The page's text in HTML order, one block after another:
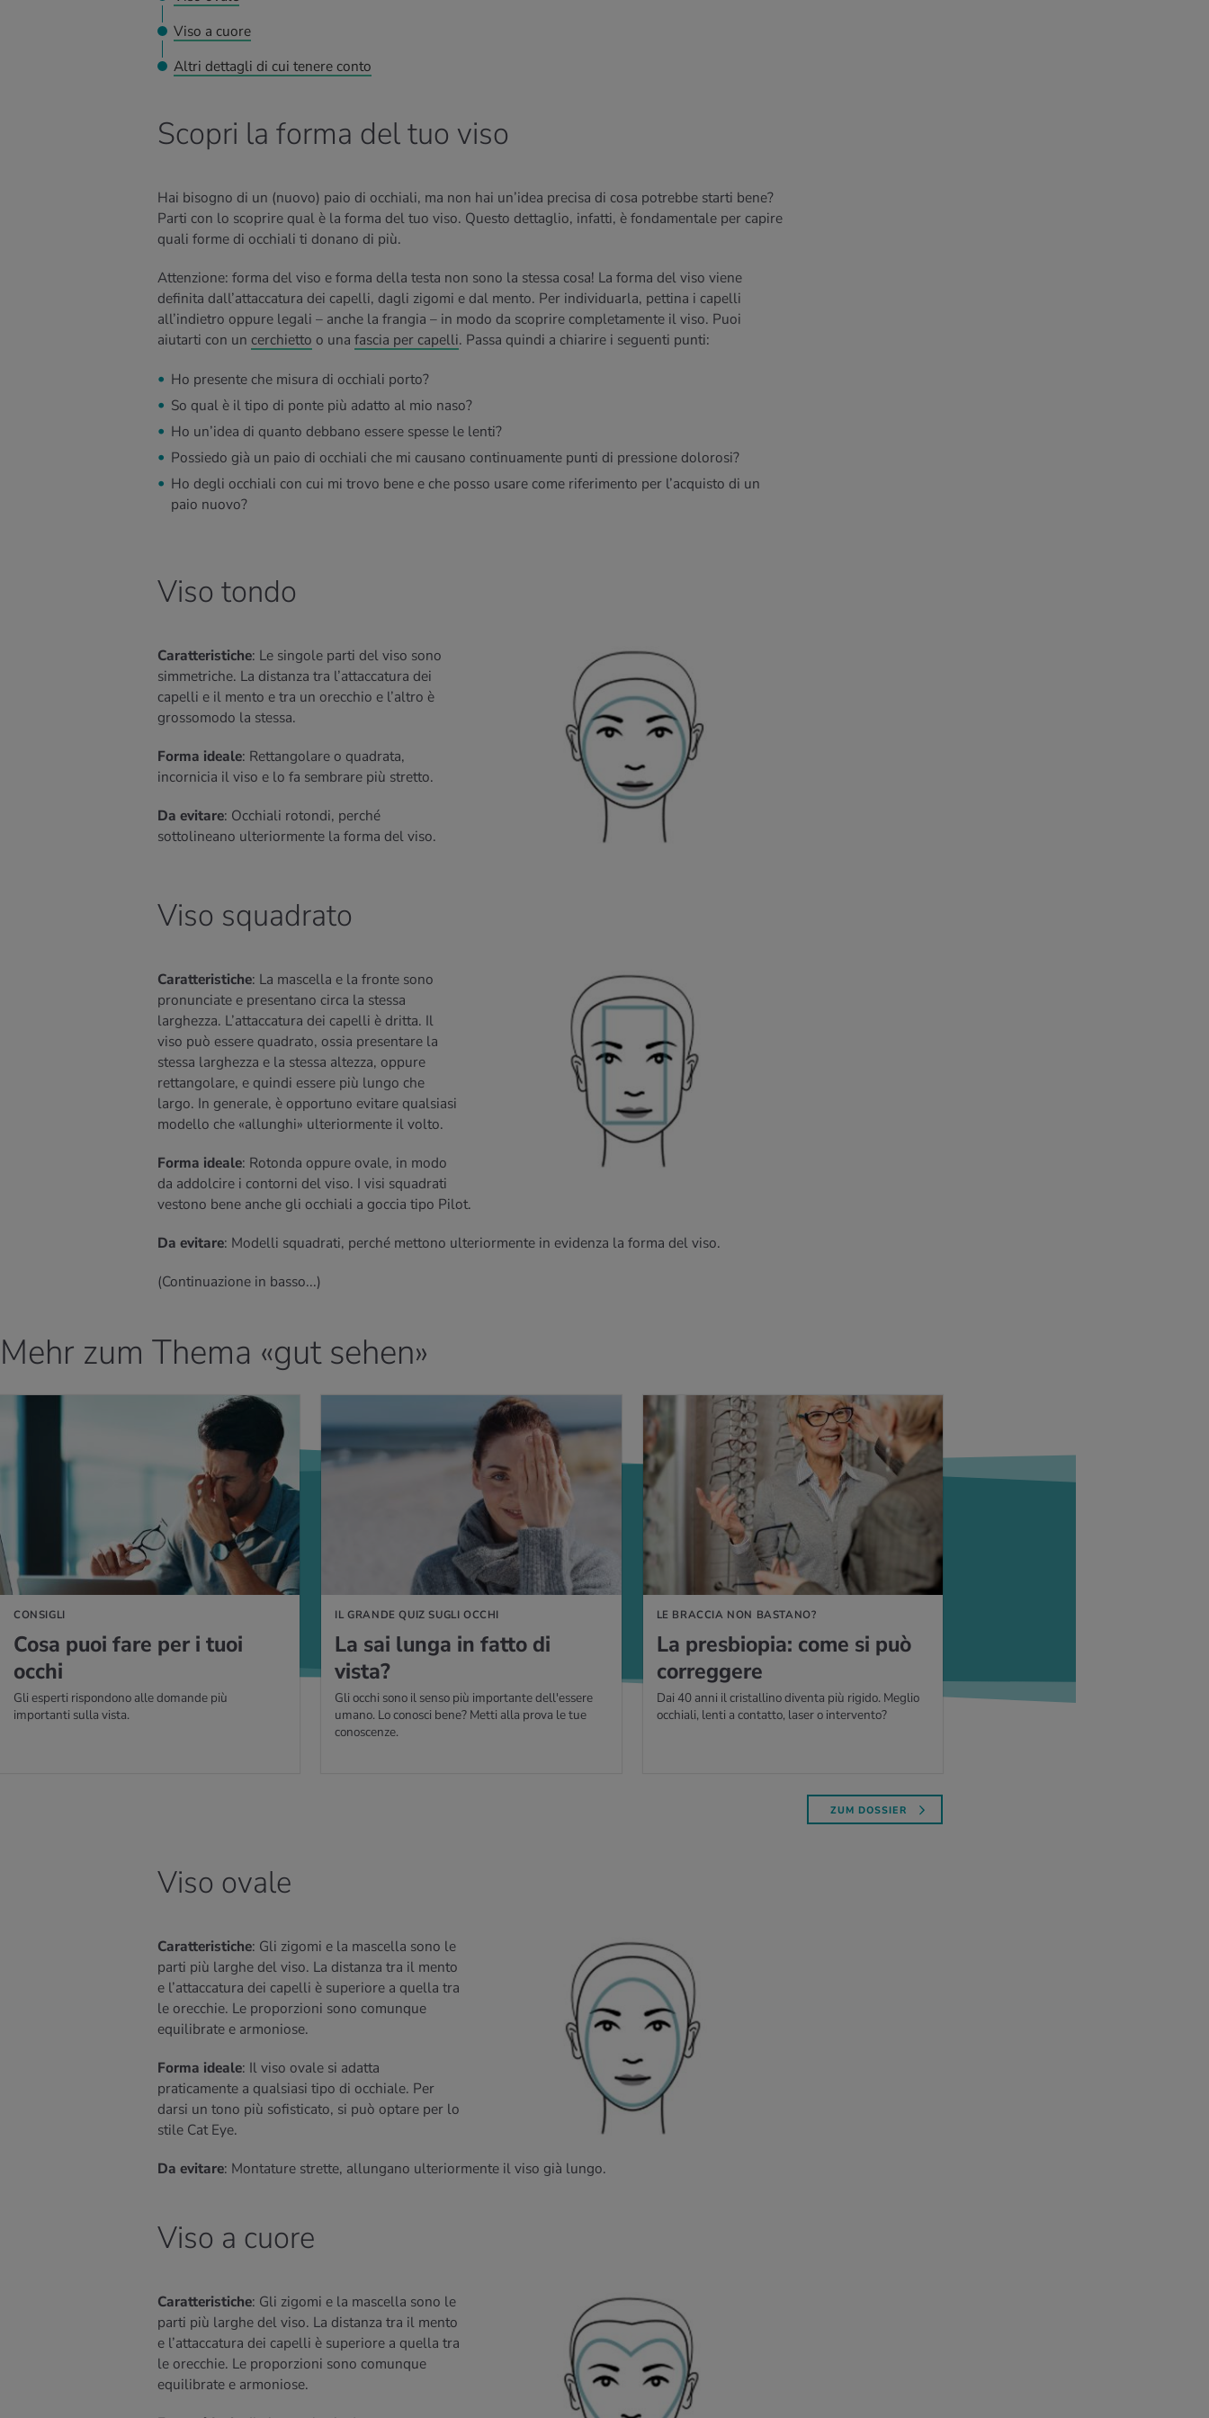
Viso a cuore
Altri dettagli di cui tenere conto
Scopri la forma del tuo viso
Hai bisogno di un (nuovo) paio di occhiali, ma non hai un’idea precisa di cosa potrebbe starti bene?
Parti con lo scoprire qual è la forma del tuo viso. Questo dettaglio, infatti, è fondamentale per capire
quali forme di occhiali ti donano di più.
Attenzione: forma del viso e forma della testa non sono la stessa cosa! La forma del viso viene
definita dall’attaccatura dei capelli, dagli zigomi e dal mento. Per individuarla, pettina i capelli
all’indietro oppure legali – anche la frangia – in modo da scoprire completamente il viso. Puoi
aiutarti con un cerchietto o una fascia per capelli. Passa quindi a chiarire i seguenti punti:
Ho presente che misura di occhiali porto?
So qual è il tipo di ponte più adatto al mio naso?
Ho un’idea di quanto debbano essere spesse le lenti?
Possiedo già un paio di occhiali che mi causano continuamente punti di pressione dolorosi?
Ho degli occhiali con cui mi trovo bene e che posso usare come riferimento per l’acquisto di un
paio nuovo?
Viso tondo
Caratteristiche: Le singole parti del viso sono
simmetriche. La distanza tra l’attaccatura dei
capelli e il mento e tra un orecchio e l’altro è
grossomodo la stessa.
Forma ideale: Rettangolare o quadrata,
incornicia il viso e lo fa sembrare più stretto.
Da evitare: Occhiali rotondi, perché
sottolineano ulteriormente la forma del viso.
Viso squadrato
Caratteristiche: La mascella e la fronte sono
pronunciate e presentano circa la stessa
larghezza. L’attaccatura dei capelli è dritta. Il
viso può essere quadrato, ossia presentare la
stessa larghezza e la stessa altezza, oppure
rettangolare, e quindi essere più lungo che
largo. In generale, è opportuno evitare qualsiasi
modello che «allunghi» ulteriormente il volto.
Forma ideale: Rotonda oppure ovale, in modo
da addolcire i contorni del viso. I visi squadrati
vestono bene anche gli occhiali a goccia tipo Pilot.
Da evitare: Modelli squadrati, perché mettono ulteriormente in evidenza la forma del viso.
(Continuazione in basso...)
Mehr zum Thema «gut sehen»
CONSIGLI
Cosa puoi fare per i tuoi
occhi
Gli esperti rispondono alle domande più
importanti sulla vista.
IL GRANDE QUIZ SUGLI OCCHI
La sai lunga in fatto di
vista?
Gli occhi sono il senso più importante dell'essere
umano. Lo conosci bene? Metti alla prova le tue
conoscenze.
PER SAPERNE DI PIÙ
LE BRACCIA NON BASTANO?
La pre­sbio­pia: come si può
cor­reg­ge­re
Dai 40 anni il cristallino diventa più rigido. Meglio
occhiali, lenti a contatto, laser o intervento?
ZUM DOSSIER
Viso ovale
Caratteristiche: Gli zigomi e la mascella sono le
parti più larghe del viso. La distanza tra il mento
e l’attaccatura dei capelli è superiore a quella tra
le orecchie. Le proporzioni sono comunque
equilibrate e armoniose.
Forma ideale: Il viso ovale si adatta
praticamente a qualsiasi tipo di occhiale. Per
darsi un tono più sofisticato, si può optare per lo
stile Cat Eye.
Da evitare: Montature strette, allungano ulteriormente il viso già lungo.
Viso a cuore
Caratteristiche: Gli zigomi e la mascella sono le
parti più larghe del viso. La distanza tra il mento
e l’attaccatura dei capelli è superiore a quella tra
le orecchie. Le proporzioni sono comunque
equilibrate e armoniose.